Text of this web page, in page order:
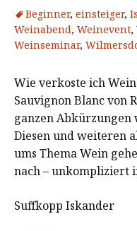
Beginner, einsteiger,
Weinabend, Weinevent,
Weinseminar,
Wie verkoste ich
Sauvignon Blanc von
ganzen Abkürzungen
Diesen und weiteren
ums Thema Wein
nach – unkompliziert
Suffkopp Iskander